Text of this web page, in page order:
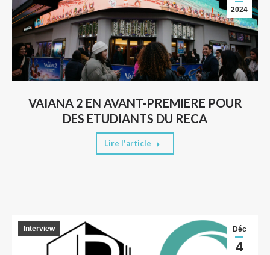
VAIANA 2 EN AVANT-PREMIERE POUR
DES ETUDIANTS DU RECA
2024
Lire l'article
Déc
4
Interview